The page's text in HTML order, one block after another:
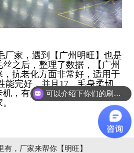
家，遇到【广州明旺】也是
之后，整理了数据，【广州
抗老化方面非常好，适用于
能完好，并且17、毛身柔韧
，有效提升20%植毛效率，
有，厂家来帮你【明旺】
可以介绍下你们的刷丝吗？